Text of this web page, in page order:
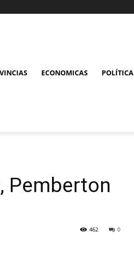
ECONOMICAS POLÍTICA
Pemberton
0
462